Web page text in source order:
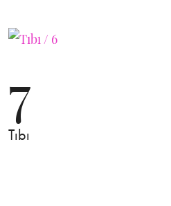
7
Tıbı